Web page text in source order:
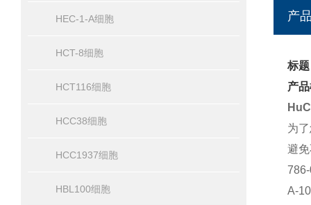
HEC-1-A细胞
HCT-8细胞
HCT116细胞
HCC38细胞
HCC1937细胞
HBL100细胞
产
标
产
为
避
A-